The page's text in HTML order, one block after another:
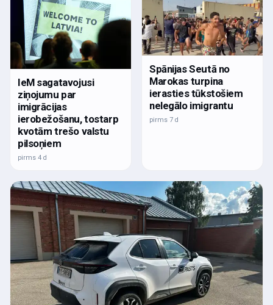
IeM sagatavojusi
ziņojumu par
imigrācijas
ierobežošanu, tostarp
kvotām trešo valstu
pilsoņiem
pirms 4 d
Spānijas Seutā no
Marokas turpina
ierasties tūkstošiem
nelegālo imigrantu
pirms 7 d